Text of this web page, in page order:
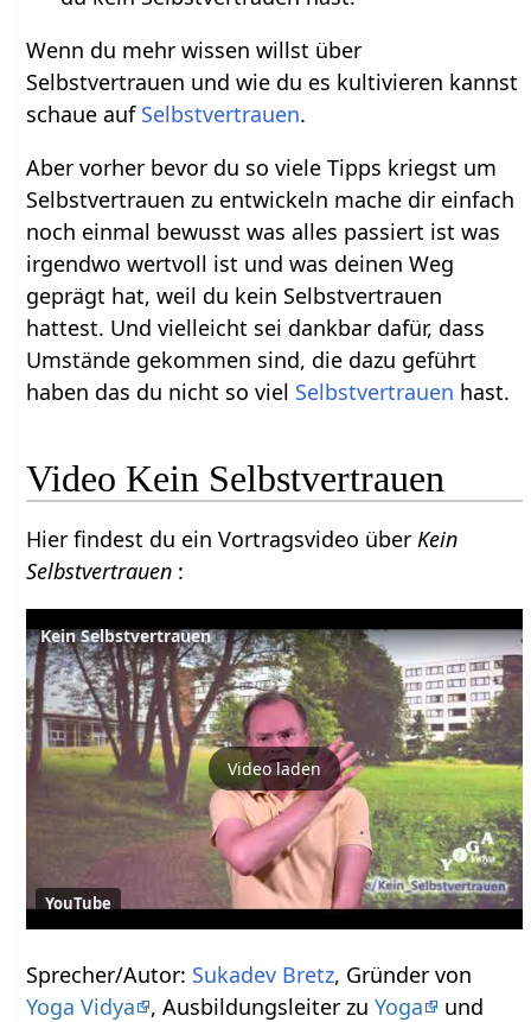
Wenn du mehr wissen willst über
Selbstvertrauen und wie du es kultivieren kannst
schaue auf Selbstvertrauen.
Aber vorher bevor du so viele Tipps kriegst um
Selbstvertrauen zu entwickeln mache dir einfach
noch einmal bewusst was alles passiert ist was
irgendwo wertvoll ist und was deinen Weg
geprägt hat, weil du kein Selbstvertrauen
hattest. Und vielleicht sei dankbar dafür, dass
Umstände gekommen sind, die dazu geführt
haben das du nicht so viel Selbstvertrauen hast.
Video Kein Selbstvertrauen
Hier findest du ein Vortragsvideo über Kein
Selbstvertrauen :
Kein Selbstvertrauen
Video laden
YouTube
Sprecher/Autor: Sukadev Bretz, Gründer von
Yoga Vidya
, Ausbildungsleiter zuYoga
und